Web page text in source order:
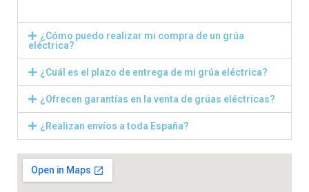
¿Cómo puedo realizar mi compra de un grúa
eléctrica?
¿Cuál es el plazo de entrega de mi grúa eléctrica?
¿Ofrecen garantías en la venta de grúas eléctricas?
¿Realizan envíos a toda España?